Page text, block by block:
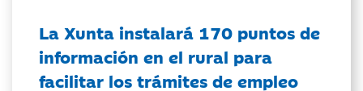
La Xunta instalará 170 puntos de
información en el rural para
facilitar los trámites de empleo